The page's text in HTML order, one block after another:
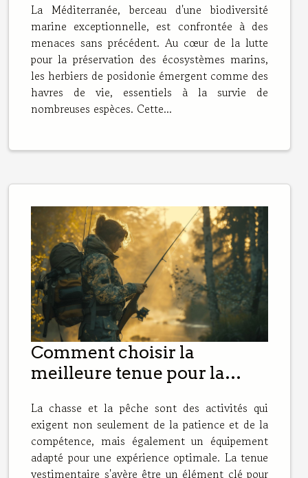
les espèces
méditerranéennes
La Méditerranée, berceau d'une biodiversité
marine exceptionnelle, est confrontée à des
menaces sans précédent. Au cœur de la lutte
pour la préservation des écosystèmes marins,
les herbiers de posidonie émergent comme des
havres de vie, essentiels à la survie de
nombreuses espèces. Cette...
Comment choisir la
meilleure tenue pour la
La chasse et la pêche sont des activités qui
exigent non seulement de la patience et de la
compétence, mais également un équipement
adapté pour une expérience optimale. La tenue
vestimentaire s'avère être un élément clé pour